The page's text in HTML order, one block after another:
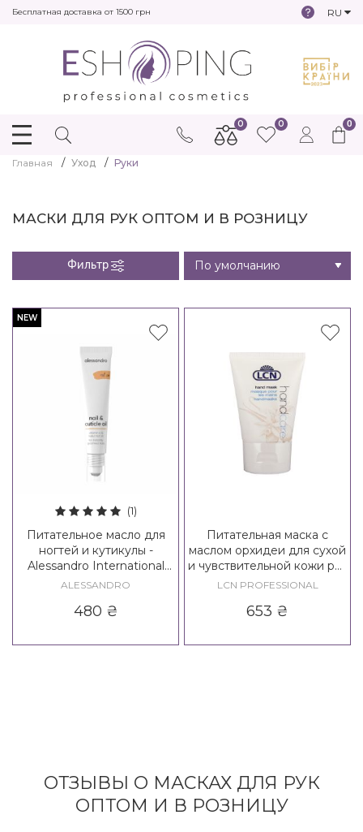
Бесплатная доставка от 1500 грн RU
0
0 0
Главная Уход Руки
МАСКИ ДЛЯ РУК ОПТОМ И В РОЗНИЦУ
Фильтр
NEW
(1)
Питательное масло для
ногтей и кутикулы -
Alessandro International
Nail & Cuticle Oil
ALESSANDRO
480 ₴
Питательная маска с
маслом орхидеи для сухой
и чувствительной кожи рук
LCN Hand Mask
LCN PROFESSIONAL
653 ₴
ОТЗЫВЫ О МАСКАХ ДЛЯ РУК
ОПТОМ И В РОЗНИЦУ